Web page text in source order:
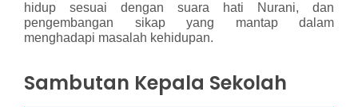
hidup sesuai dengan suara hati Nurani, dan
pengembangan sikap yang mantap dalam
menghadapi masalah kehidupan.
Sambutan Kepala Sekolah